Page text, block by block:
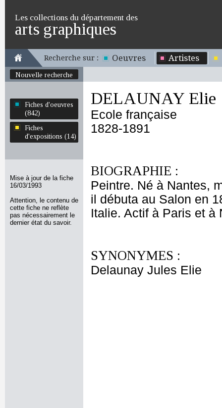
Les collections du département des
arts graphiques
Recherche sur : Oeuvres Artistes
Nouvelle recherche
Fiches d'oeuvres
(842)
Fiches
d'expositions (14)
Mise à jour de la fiche
16/03/1993
Attention, le contenu de
cette fiche ne reflète
pas nécessairement le
dernier état du savoir.
DELAUNAY Elie
Ecole française
1828-1891
BIOGRAPHIE :
Peintre. Né à Nantes,
il débuta au Salon en
Italie. Actif à Paris et à
SYNONYMES :
Delaunay Jules Elie